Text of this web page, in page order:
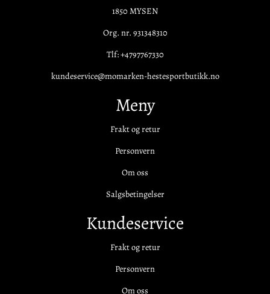
1850 MYSEN
Org. nr. 931348310
Tlf:+4797767330
kundeservice@momarken-hestesportbutikk.no
Meny
Frakt og retur
Personvern
Om oss
Salgsbetingelser
Kundeservice
Frakt og retur
Personvern
Om oss